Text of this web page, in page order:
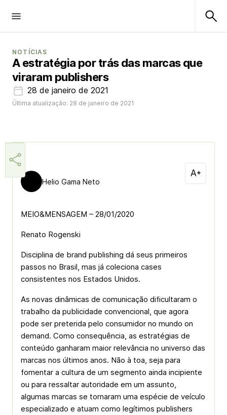
NOTÍCIAS
A estratégia por trás das marcas que
viraram publishers
28 de janeiro de 2021
Última atualização: 28 de janeiro de 2021
Helio Gama Neto
MEIO&MENSAGEM – 28/01/2020
Renato Rogenski
Disciplina de brand publishing dá seus primeiros
passos no Brasil, mas já coleciona cases
consistentes nos Estados Unidos.
As novas dinâmicas de comunicação dificultaram o
trabalho da publicidade convencional, que agora
pode ser preterida pelo consumidor no mundo on
demand. Como consequência, as estratégias de
conteúdo ganharam maior relevância no universo das
marcas nos últimos anos. Não à toa, seja para
fomentar a cultura de um segmento ainda incipiente
ou para ressaltar autoridade em um assunto,
algumas marcas se tornaram uma espécie de veículo
especializado e atuam como legítimos publishers